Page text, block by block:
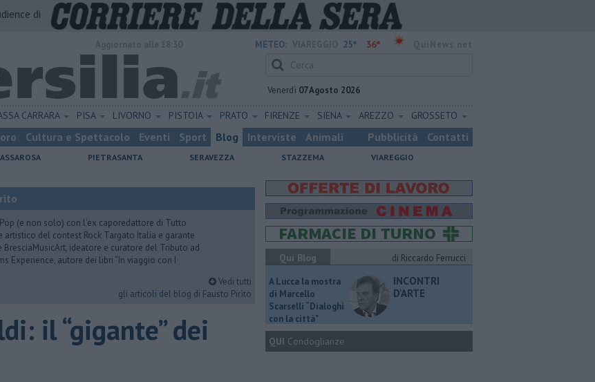
di
METEO: 25° 36°
Venerdì 07 Agosto 2026
CARRARA PISA LIVORNO PISTOIA PRATO FIRENZE SIENA AREZZO GROSSETO
Cultura e Spettacolo Eventi Sport Blog Interviste Animali Pubblicità Contatti
PIETRASANTA SERAVEZZA STAZZEMA VIAREGGIO
Pop (e non solo) con l'ex caporedattore di Tutto
del contest Rock Targato Italia e garante
ideatore e curatore del Tributo ad
Experience, autore dei libri “In viaggio con I
Vedi tutti
gli articoli del blog di Fausto Pirìto
il “gigante” dei
Qui Blog
di Riccardo Ferrucci
A Lucca la mostra
di Marcello
Scarselli “Dialoghi
con la città"
INCONTRI
D'ARTE
QUI Condoglianze